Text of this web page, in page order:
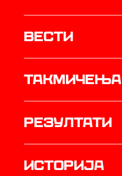
Вести
Такмичења
резултати
историја